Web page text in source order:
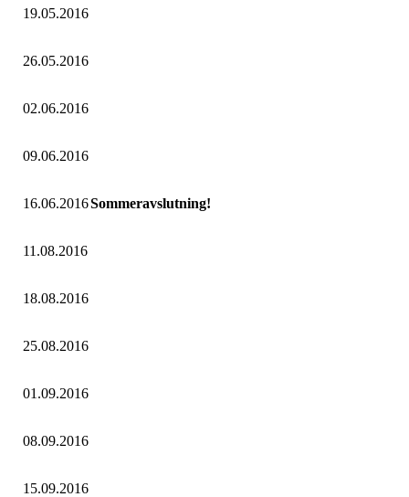
19.05.2016
26.05.2016
02.06.2016
09.06.2016
16.06.2016Sommeravslutning!
11.08.2016
18.08.2016
25.08.2016
01.09.2016
08.09.2016
15.09.2016